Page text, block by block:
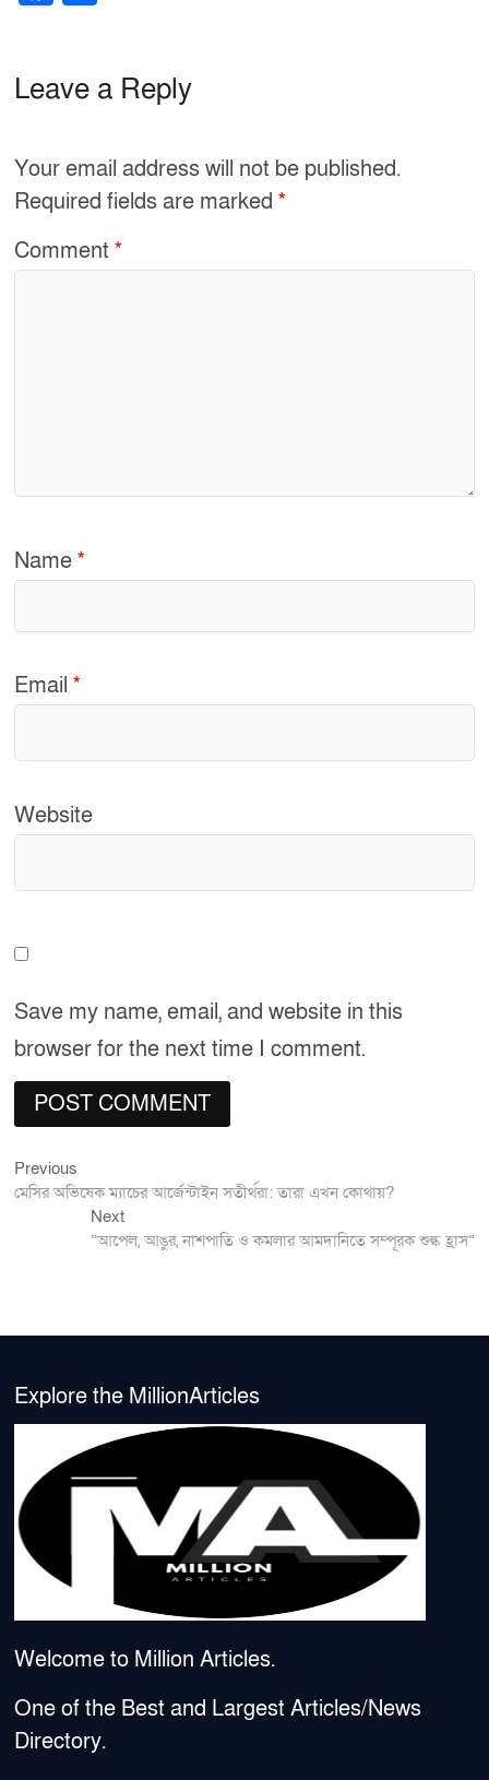
e
o
o
e
Leave a Reply
Your email address will not be published.
Required fields are marked*
Comment*
Name*
Email*
Website
Save my name, email, and website in this
browser for the next time I comment.
Post
navigation
Previous
post:
মেসির অভিষেক ম্যাচের আর্জেন্টাইন সতীর্থরা: তারা এখন কোথায়?
NextNext
post:
“আপেল, আঙুর, নাশপাতি ও কমলার আমদানিতে সম্পূরক শুল্ক হ্রাস”
Explore the MillionArticles
Welcome to Million Articles.
One of the Best and Largest Articles/News
Directory.